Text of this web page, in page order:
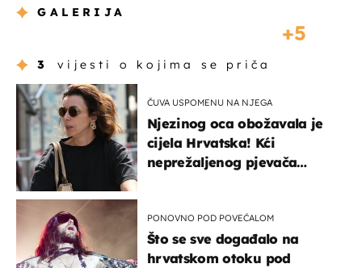
GALERIJA
5
3 vijesti o kojima se priča
ČUVA USPOMENU NA NJEGA
Njezinog oca obožavala je
cijela Hrvatska! Kći
neprežaljenog pjevača
PONOVNO POD POVEĆALOM
Što se sve događalo na
hrvatskom otoku pod